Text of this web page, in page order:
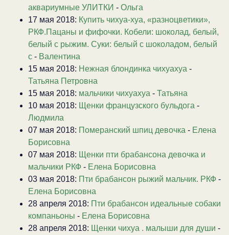
аквариумные УЛИТКИ - Ольга
17 мая 2018: Купить чихуа-хуа, «разноцветики»,
РКФ.Пацаны и фифочки. Кобели: шоколад, белый,
белый с рыжим. Суки: белый с шоколадом, белый
с - Валентина
15 мая 2018: Нежная блондинка чихуахуа -
Татьяна Петровна
15 мая 2018: мальчики чихуахуа - Татьяна
10 мая 2018: Щенки французского бульдога -
Людмила
07 мая 2018: Померанский шпиц девочка - Елена
Борисовна
07 мая 2018: Щенки пти брабансона девочка и
мальчики РКФ - Елена Борисовна
03 мая 2018: Пти брабансон рыжий мальчик. РКФ -
Елена Борисовна
28 апреля 2018: Пти брабансон идеальные собаки
компаньоны - Елена Борисовна
28 апреля 2018: Щенки чихуа . малыши для души -